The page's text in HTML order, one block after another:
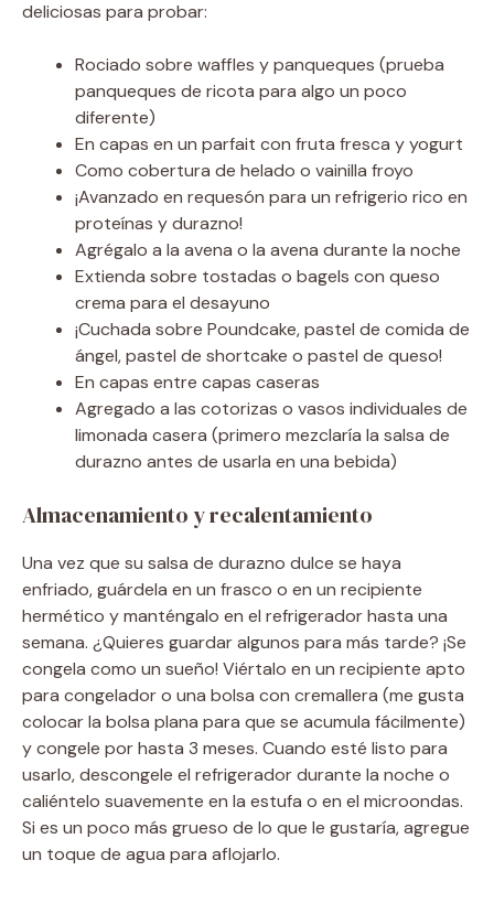
deliciosas para probar:
Rociado sobre waffles y panqueques (prueba
panqueques de ricota para algo un poco
diferente)
En capas en un parfait con fruta fresca y yogurt
Como cobertura de helado o vainilla froyo
¡Avanzado en requesón para un refrigerio rico en
proteínas y durazno!
Agrégalo a la avena o la avena durante la noche
Extienda sobre tostadas o bagels con queso
crema para el desayuno
¡Cuchada sobre Poundcake, pastel de comida de
ángel, pastel de shortcake o pastel de queso!
En capas entre capas caseras
Agregado a las cotorizas o vasos individuales de
limonada casera (primero mezclaría la salsa de
durazno antes de usarla en una bebida)
Almacenamiento y recalentamiento
Una vez que su salsa de durazno dulce se haya
enfriado, guárdela en un frasco o en un recipiente
hermético y manténgalo en el refrigerador hasta una
semana. ¿Quieres guardar algunos para más tarde? ¡Se
congela como un sueño! Viértalo en un recipiente apto
para congelador o una bolsa con cremallera (me gusta
colocar la bolsa plana para que se acumula fácilmente)
y congele por hasta 3 meses. Cuando esté listo para
usarlo, descongele el refrigerador durante la noche o
caliéntelo suavemente en la estufa o en el microondas.
Si es un poco más grueso de lo que le gustaría, agregue
un toque de agua para aflojarlo.